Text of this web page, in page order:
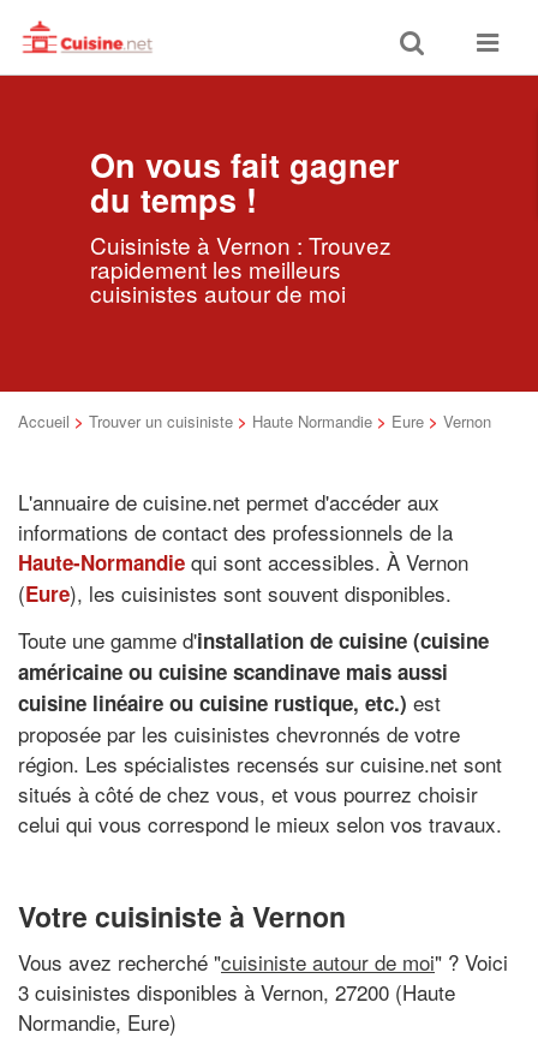
Toggle
search
Toggle
On vous fait gagner
du temps !
Cuisiniste à Vernon : Trouvez
rapidement les meilleurs
cuisinistes autour de moi
Accueil > Trouver un cuisiniste > Haute Normandie > Eure > Vernon
L'annuaire de cuisine.net permet d'accéder aux
informations de contact des professionnels de la
Haute-Normandie qui sont accessibles. À Vernon
(Eure), les cuisinistes sont souvent disponibles.
Toute une gamme d'installation de cuisine (cuisine
américaine ou cuisine scandinave mais aussi
cuisine linéaire ou cuisine rustique, etc.) est
proposée par les cuisinistes chevronnés de votre
région. Les spécialistes recensés sur cuisine.net sont
situés à côté de chez vous, et vous pourrez choisir
celui qui vous correspond le mieux selon vos travaux.
Votre cuisiniste à Vernon
Vous avez recherché "cuisiniste autour de moi" ? Voici
3 cuisinistes disponibles à Vernon, 27200 (Haute
Normandie, Eure)